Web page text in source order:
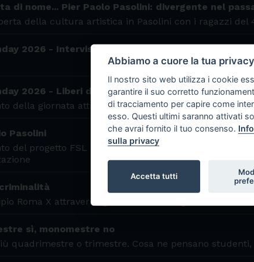
di nome... Pier Paolo Pasolini: divergente nel
della cultura artistica in Pasolini con i ragazzi del
2026 - Intervista ad Antonella Polimeni
2026 - Liberi di scegliere
della giornata attraverso le interviste dei giovani
Pasolini
del progetto FSL dedicato alla riscoperta di Pasolini
Roma X attraverso gli occhi dei suoi giovani abitanti
sì, monomestre no
quadrimestre o trimestre. Cosa ne pensano studenti,
Abbiamo a cuore la tua privacy
Il nostro sito web utilizza i cookie
garantire il suo corretto
di tracciamento per capire come
esso. Questi ultimi saranno attivati
che avrai fornito il tuo consenso.
sulla privacy
Accetta tutti